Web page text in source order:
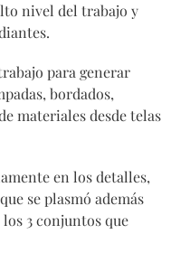
nivel del trabajo y
para generar
bordados,
materiales desde telas
en los detalles,
se plasmó además
3 conjuntos que